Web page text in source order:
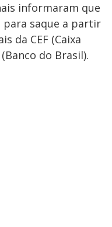
informaram que
saque a partir
da CEF (Caixa
do Brasil).